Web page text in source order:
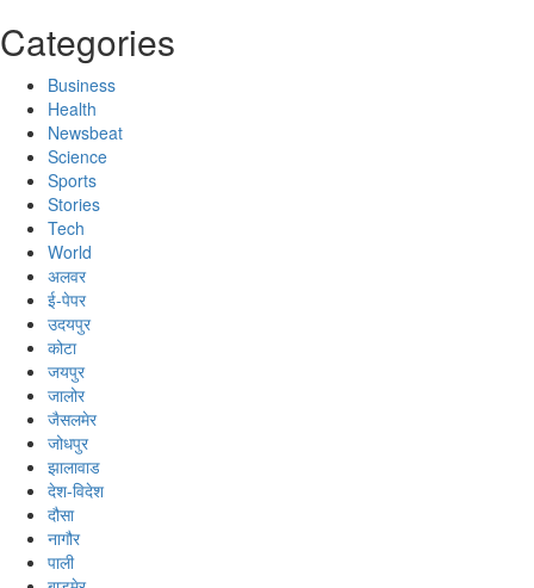
Categories
Business
Health
Newsbeat
Science
Sports
Stories
Tech
World
अलवर
ई-पेपर
उदयपुर
कोटा
जयपुर
जालोर
जैसलमेर
जोधपुर
झालावाड
देश-विदेश
दौसा
नागौर
पाली